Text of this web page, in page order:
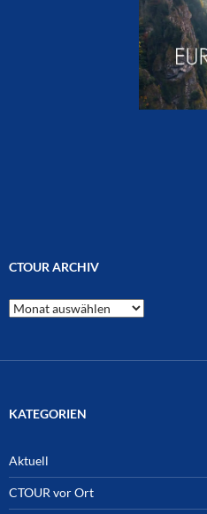
CTOUR ARCHIV
CTOUR
Archiv
KATEGORIEN
Aktuell
CTOUR vor Ort